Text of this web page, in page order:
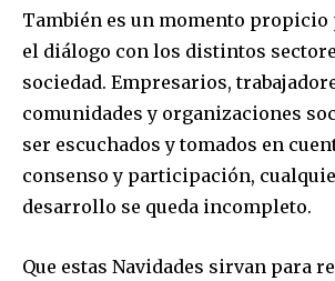
También es un momento propicio
el diálogo con los distintos
sociedad. Empresarios,
comunidades y organizaciones
ser escuchados y tomados en
consenso y participación,
desarrollo se queda incompleto.
Que estas Navidades sirvan para